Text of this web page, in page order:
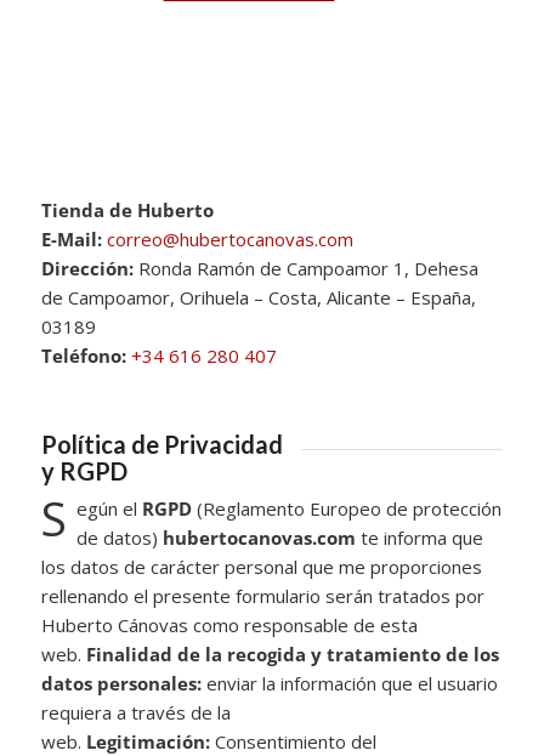
Tienda de Huberto
E-Mail: correo@hubertocanovas.com
Dirección:Ronda Ramón de Campoamor 1, Dehesa
de Campoamor, Orihuela – Costa, Alicante – España,
03189
Teléfono: +34 616 280 407
Política de Privacidad
y RGPD
S egún el RGPD (Reglamento Europeo de protección
de datos) hubertocanovas.com te informa que
los datos de carácter personal que me proporciones
rellenando el presente formulario serán tratados por
Huberto Cánovas como responsable de esta
web. Finalidad de la recogida y tratamiento de los
datos personales:enviar la información que el usuario
requiera a través de la
web. Legitimación:Consentimiento del